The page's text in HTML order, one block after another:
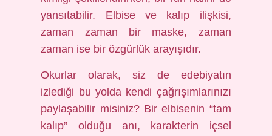
yansıtabilir. Elbise ve kalıp ilişkisi,
zaman zaman bir maske, zaman
zaman ise bir özgürlük arayışıdır.
Okurlar olarak, siz de edebiyatın
izlediği bu yolda kendi çağrışımlarınızı
paylaşabilir misiniz? Bir elbisenin “tam
kalıp” olduğu anı, karakterin içsel